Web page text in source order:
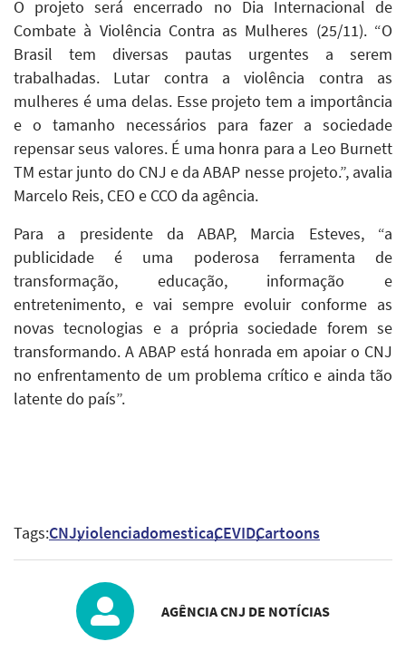
O projeto será encerrado no Dia Internacional de
Combate à Violência Contra as Mulheres (25/11). “O
Brasil tem diversas pautas urgentes a serem
trabalhadas. Lutar contra a violência contra as
mulheres é uma delas. Esse projeto tem a importância
e o tamanho necessários para fazer a sociedade
repensar seus valores. É uma honra para a Leo Burnett
TM estar junto do CNJ e da ABAP nesse projeto.”, avalia
Marcelo Reis, CEO e CCO da agência.
Para a presidente da ABAP, Marcia Esteves, “a
publicidade é uma poderosa ferramenta de
transformação, educação, informação e
entretenimento, e vai sempre evoluir conforme as
novas tecnologias e a própria sociedade forem se
transformando. A ABAP está honrada em apoiar o CNJ
no enfrentamento de um problema crítico e ainda tão
latente do país”.
Tags:CNJviolenciadomesticaCEVIDCartoons
AGÊNCIA CNJ DE NOTÍCIAS